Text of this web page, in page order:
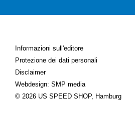
Informazioni sull'editore
Protezione dei dati personali
Disclaimer
Webdesign: SMP media
© 2026 US SPEED SHOP, Hamburg